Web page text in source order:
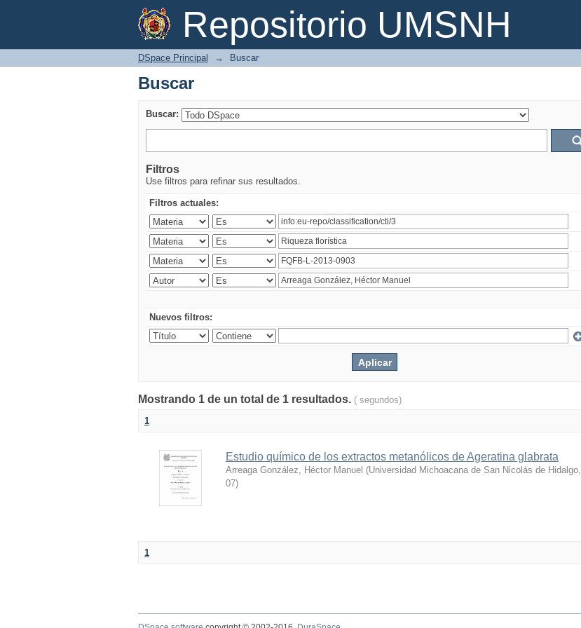
Repositorio UMSNH
Buscar
DSpace Principal → Buscar
Buscar
Buscar:
Filtros
Use filtros para refinar sus resultados.
Filtros actuales:
Nuevos filtros:
Mostrando 1 de un total de 1 resultados. ( segundos)
1
Estudio químico de los extractos metanólicos de Ageratina glabrata
Arreaga González, Héctor Manuel (Universidad Michoacana de San Nicolás de Hidalgo,
07)
1